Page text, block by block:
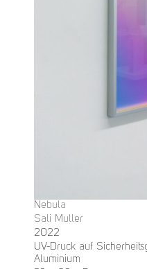
Nebula
Sali Muller
2022
UV-Druck auf
Aluminium